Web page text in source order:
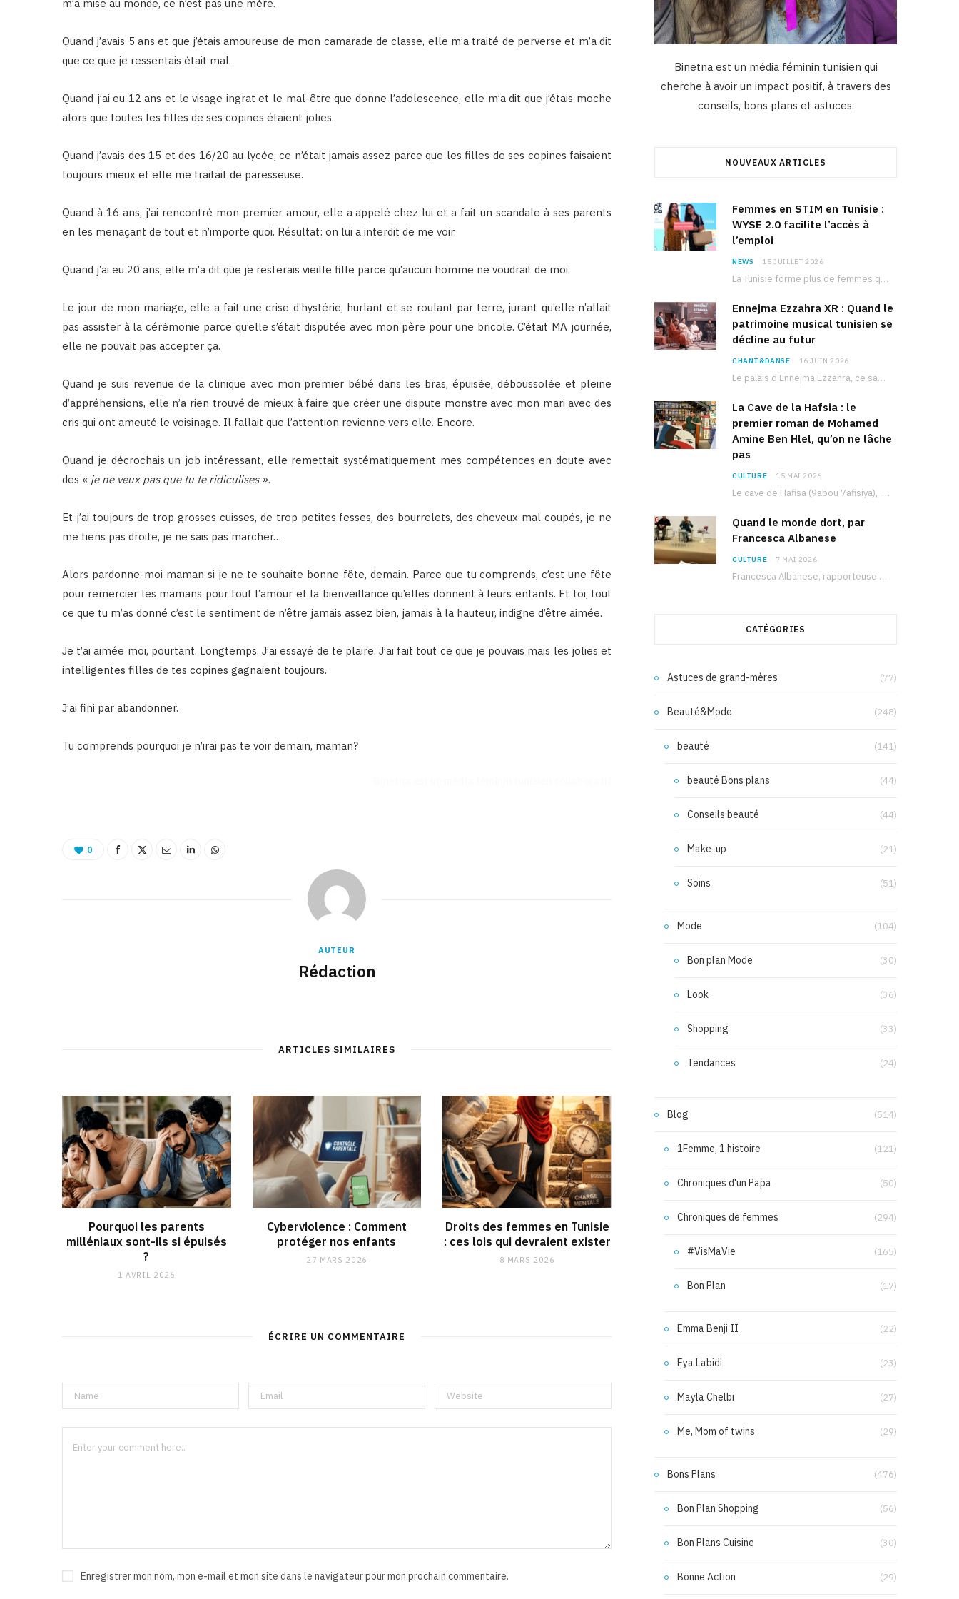
m’a mise au monde, ce n’est pas une mère.
Quand j’avais 5 ans et que j’étais amoureuse de mon camarade de classe, elle m’a traité de perverse et m’a dit
que ce que je ressentais était mal.
Quand j’ai eu 12 ans et le visage ingrat et le mal-être que donne l’adolescence, elle m’a dit que j’étais moche
alors que toutes les filles de ses copines étaient jolies.
Quand j’avais des 15 et des 16/20 au lycée, ce n’était jamais assez parce que les filles de ses copines faisaient
toujours mieux et elle me traitait de paresseuse.
Quand à 16 ans, j’ai rencontré mon premier amour, elle a appelé chez lui et a fait un scandale à ses parents
en les menaçant de tout et n’importe quoi. Résultat: on lui a interdit de me voir.
Quand j’ai eu 20 ans, elle m’a dit que je resterais vieille fille parce qu’aucun homme ne voudrait de moi.
Le jour de mon mariage, elle a fait une crise d’hystérie, hurlant et se roulant par terre, jurant qu’elle n’allait
pas assister à la cérémonie parce qu’elle s’était disputée avec mon père pour une bricole. C’était MA journée,
elle ne pouvait pas accepter ça.
Quand je suis revenue de la clinique avec mon premier bébé dans les bras, épuisée, déboussolée et pleine
d’appréhensions, elle n’a rien trouvé de mieux à faire que créer une dispute monstre avec mon mari avec des
cris qui ont ameuté le voisinage. Il fallait que l’attention revienne vers elle. Encore.
Quand je décrochais un job intéressant, elle remettait systématiquement mes compétences en doute avec
des « je ne veux pas que tu te ridiculises ».
Et j’ai toujours de trop grosses cuisses, de trop petites fesses, des bourrelets, des cheveux mal coupés, je ne
me tiens pas droite, je ne sais pas marcher…
Alors pardonne-moi maman si je ne te souhaite bonne-fête, demain. Parce que tu comprends, c’est une fête
pour remercier les mamans pour tout l’amour et la bienveillance qu’elles donnent à leurs enfants. Et toi, tout
ce que tu m’as donné c’est le sentiment de n’être jamais assez bien, jamais à la hauteur, indigne d’être aimée.
Je t’ai aimée moi, pourtant. Longtemps. J’ai essayé de te plaire. J’ai fait tout ce que je pouvais mais les jolies et
intelligentes filles de tes copines gagnaient toujours.
J’ai fini par abandonner.
Tu comprends pourquoi je n’irai pas te voir demain, maman?
0
AUTEUR
Rédaction
ARTICLES SIMILAIRES
Pourquoi les parents
milléniaux sont-ils si épuisés
?
1 AVRIL 2026
Cyberviolence : Comment
protéger nos enfants
27 MARS 2026
Droits des femmes en Tunisie
: ces lois qui devraient exister
8 MARS 2026
ÉCRIRE UN COMMENTAIRE
Enregistrer mon nom, mon e-mail et mon site dans le navigateur pour mon prochain commentaire.
Binetna est un média féminin tunisien qui
cherche à avoir un impact positif, à travers des
conseils, bons plans et astuces.
NOUVEAUX ARTICLES
Femmes en STIM en Tunisie :
WYSE 2.0 facilite l’accès à
l’emploi
NEWS 15 JUILLET 2026
La Tunisie forme plus de femmes que d’hommes dans les filières scientifiques. Pourtant, pour beaucoup…
Ennejma Ezzahra XR : Quand le
patrimoine musical tunisien se
décline au futur
CHANT&DANSE 16 JUIN 2026
Le palais d’Ennejma Ezzahra, ce sanctuaire de la musique tunisienne et méditerranéenne construit par le…
La Cave de la Hafsia : le
premier roman de Mohamed
Amine Ben Hlel, qu’on ne lâche
pas
CULTURE 15 MAI 2026
Le cave de Hafisa (9abou 7afisiya), premier roman du journaliste tunisien Mohamed Amine Ben Hlel,…
Quand le monde dort, par
Francesca Albanese
CULTURE 7 MAI 2026
Francesca Albanese, rapporteuse spéciale de l’ONU sur les territoires palestiniens occupés, était à Tunis pour…
CATÉGORIES
Astuces de grand-mères (77)
Beauté&Mode (248)
beauté (141)
beauté Bons plans (44)
Conseils beauté (44)
Make-up (21)
Soins (51)
Mode (104)
Bon plan Mode (30)
Look (36)
Shopping (33)
Tendances (24)
Blog (514)
1Femme, 1 histoire (121)
Chroniques d'un Papa (50)
Chroniques de femmes (294)
#VisMaVie (165)
Bon Plan (17)
Emma Benji II (22)
Eya Labidi (23)
Mayla Chelbi (27)
Me, Mom of twins (29)
Bons Plans (476)
Bon Plan Shopping (56)
Bon Plans Cuisine (30)
Bonne Action (29)